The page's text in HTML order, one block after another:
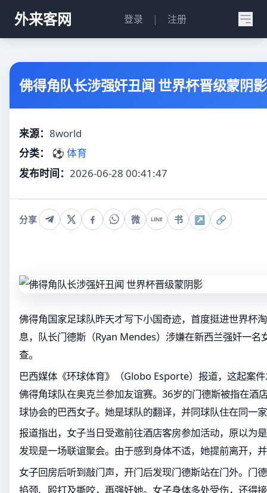
外来客网 登录 | 注册
佛得角队长涉强奸丑闻 世界杯晋级蒙阴影
来源： 8world
分类：
⚽ 体育
发布时间： 2026-06-28 00:41:47
分享 微 LINE 书 ↗ 🔗
佛得角国家足球队昨天才写下小国奇迹，首度挺进世界杯
息，队长门德斯（Ryan Mendes）涉嫌在新西兰强奸一名
查。
巴西媒体《环球体育》（Globo Esporte）报道，这起案
佛得角球队在奥克兰参加友谊赛。36岁的门德斯被指在酒
球协会的巴西女子。她是球队的翻译，并同球队住在同一
报道指出，女子当日受邀前往酒店客房参加活动，原以为
发现是一场联谊聚会。由于感到身体不适，她提前离开，
女子回房后听到敲门声，开门后发现门德斯站在门外。门
掐颈、殴打及撕咬，再强奸她。女子身体多处受伤，还得